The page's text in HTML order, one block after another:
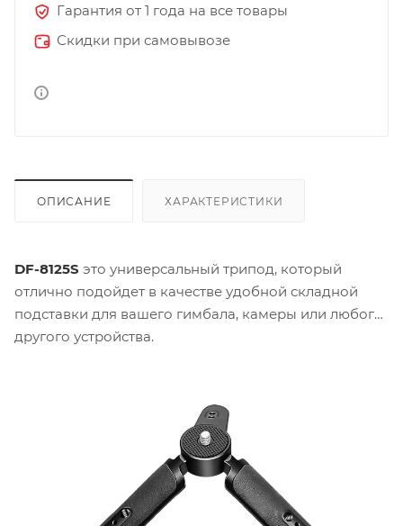
Гарантия от 1 года на все товары
Скидки при самовывозе
ОПИСАНИЕ ХАРАКТЕРИСТИКИ
DF-8125S это универсальный трипод, который
отлично подойдет в качестве удобной складной
подставки для вашего гимбала, камеры или любого
другого устройства.